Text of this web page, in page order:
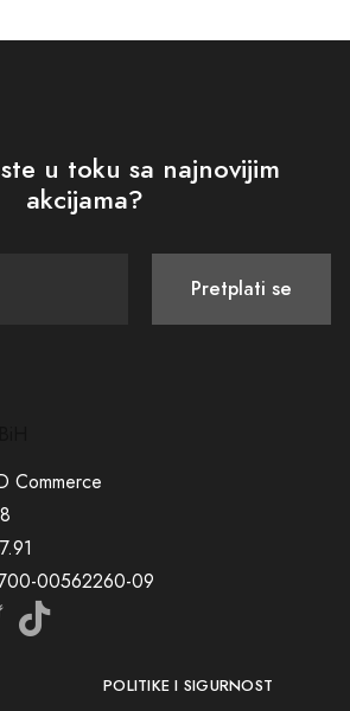
u toku sa najnovijim
akcijama?
Pretplati se
Commerce
00562260-09
POLITIKE I SIGURNOST